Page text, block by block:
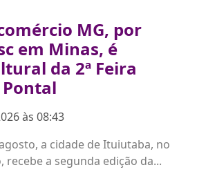
MG, por
em Minas, é
da 2ª Feira
Pontal
às 08:43
a cidade de Ituiutaba, no
a segunda edição da...